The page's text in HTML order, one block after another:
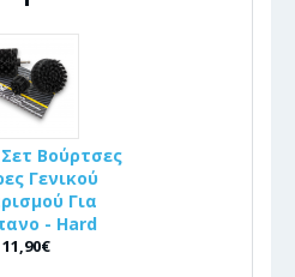
Βούρτσες
Γενικού
Για
- Hard
11,90€